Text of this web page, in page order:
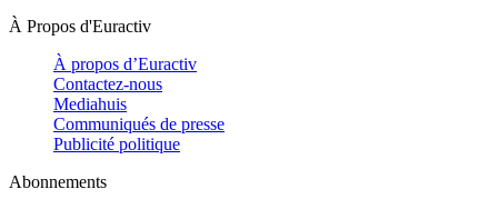
À Propos d'Euractiv
À propos d’Euractiv
Contactez-nous
Mediahuis
Communiqués de presse
Publicité politique
Abonnements